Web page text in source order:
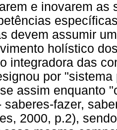
e inovarem as
devem assumir
holístico
integradora das
por
assim enquanto
saberes-fazer,
2000, p.2),